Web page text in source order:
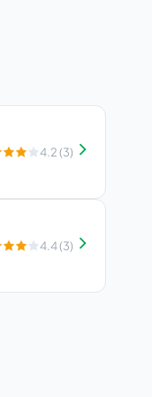
4.2 (3)
4.4 (3)